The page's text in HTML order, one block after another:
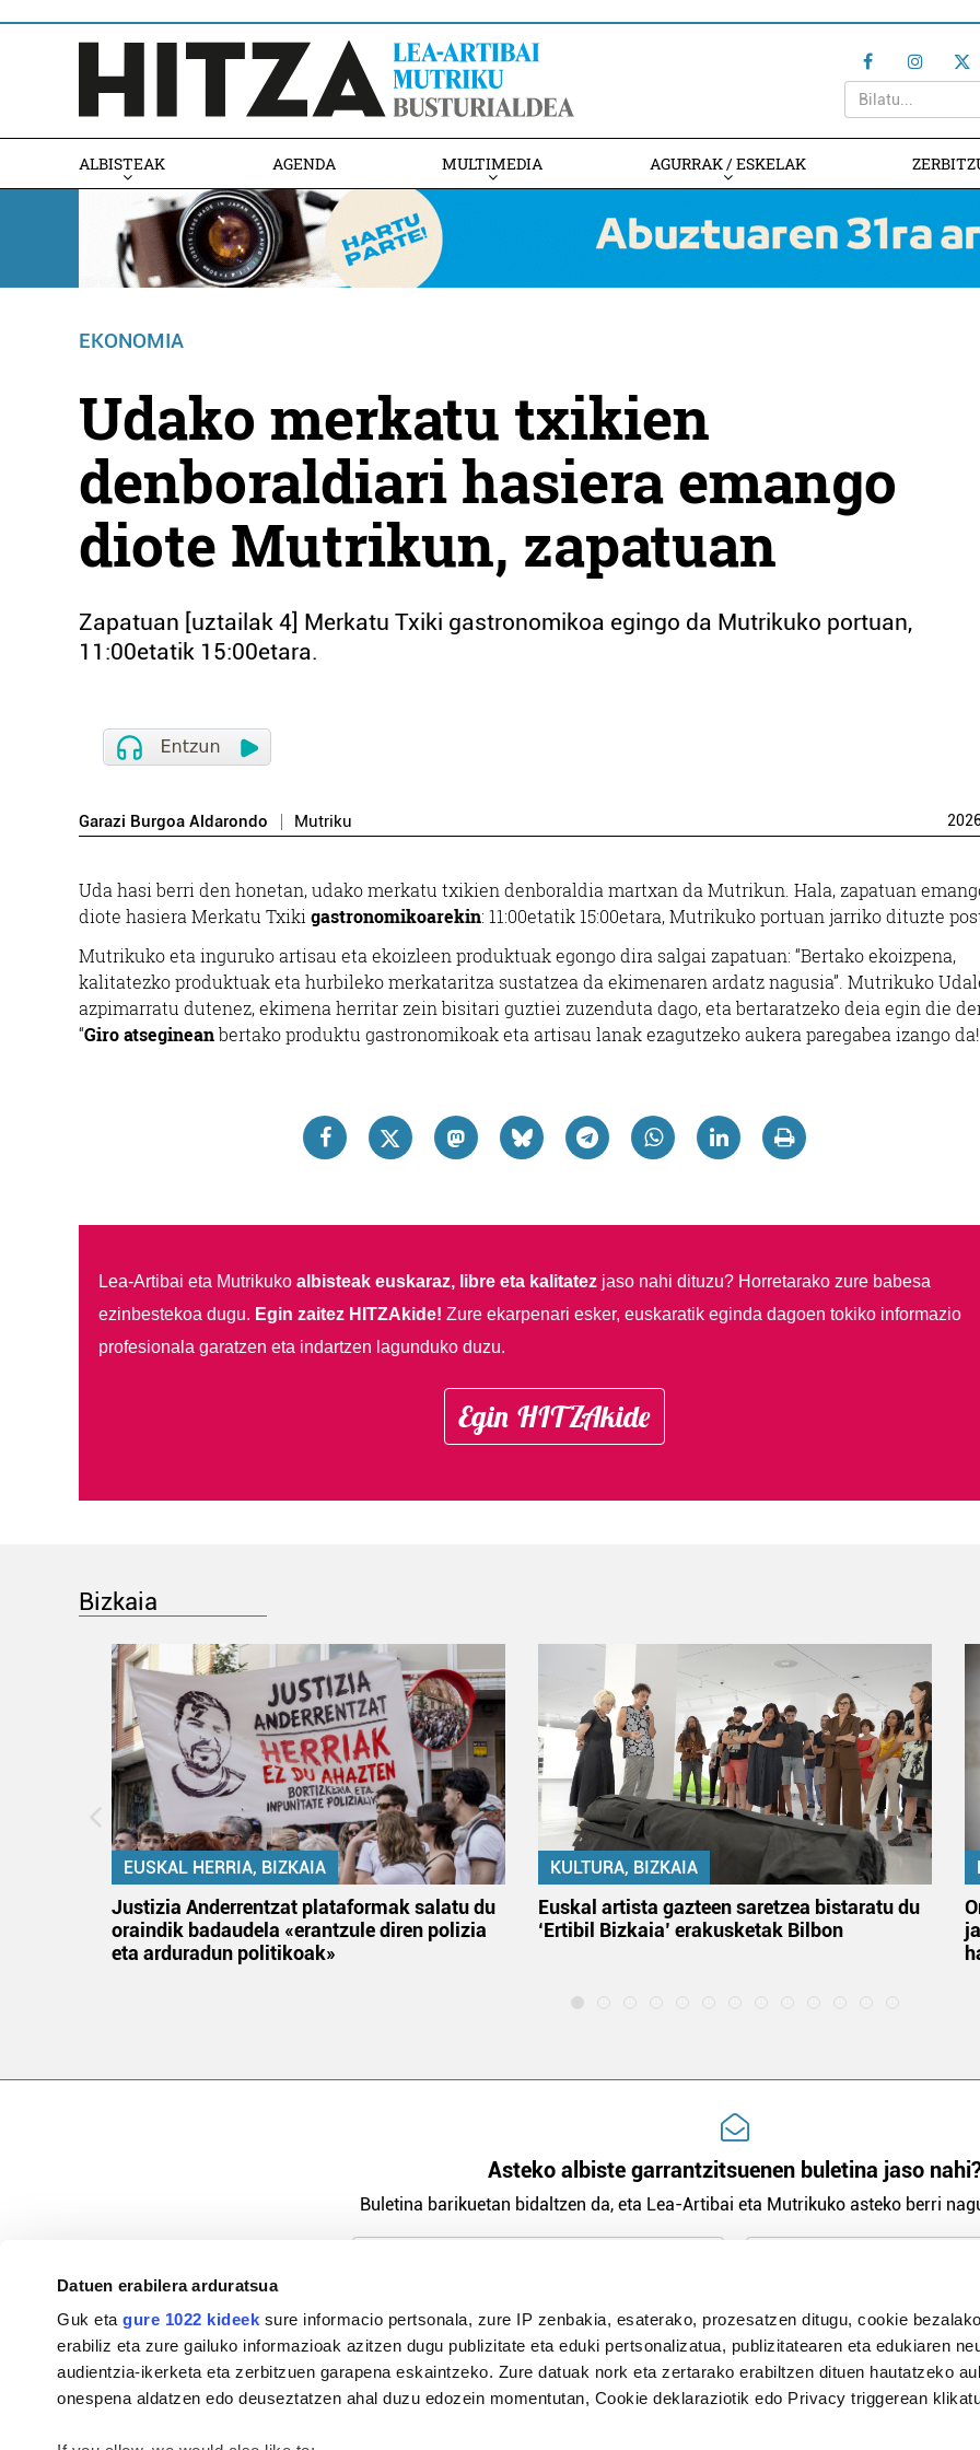
Datuen erabilera arduratsua
Guk etagure 1022 kideek sure informacio pertsonala, zure IP zenbakia, esaterako, prozesatzen ditugu, cookie
erabiliz eta zure gailuko informazioak azitzen dugu publizitate eta eduki pertsonalizatua, publizitatearen eta edukiaren
audientzia-ikerketa eta zerbitzuen garapena eskaintzeko. Zure datuak nork eta zertarako erabiltzen dituen hautatzeko
onespena aldatzen edo deuseztatzen ahal duzu edozein momentutan, Cookie deklaraziotik edo Privacy triggerean
ALBISTEAK AGENDA MULTIMEDIA AGURRAK / ESKELAK
EKONOMIA
Udako merkatu txikien
denboraldiari hasiera emango
diote Mutrikun, zapatuan
Zapatuan [uztailak 4] Merkatu Txiki gastronomikoa egingo da Mutrikuko portuan,
11:00etatik 15:00etara.
Garazi Burgoa Aldarondo Mutriku
Uda hasi berri den honetan, udako merkatu txikien denboraldia martxan da Mutrikun. Hala, zapatuan
diote hasiera Merkatu Txiki gastronomikoarekin: 11:00etatik 15:00etara, Mutrikuko portuan jarriko dituzte
Mutrikuko eta inguruko artisau eta ekoizleen produktuak egongo dira salgai zapatuan: “Bertako ekoizpena,
kalitatezko produktuak eta hurbileko merkataritza sustatzea da ekimenaren ardatz nagusia”. Mutrikuko
azpimarratu dutenez, ekimena herritar zein bisitari guztiei zuzenduta dago, eta bertaratzeko deia egin die
“Giro atsegineanbertako produktu gastronomikoak eta artisau lanak ezagutzeko aukera paregabea izango
Lea-Artibai eta Mutrikuko albisteak euskaraz, libre eta kalitatezjaso nahi dituzu? Horretarako zure babesa
ezinbestekoa dugu. Egin zaitez HITZAkide! Zure ekarpenari esker, euskaratik eginda dagoen tokiko informazio
profesionala garatzen eta indartzen lagunduko duzu.
Egin HITZAkide
Bizkaia
EUSKAL HERRIA, BIZKAIA
Justizia Anderrentzat plataformak salatu du
oraindik badaudela «erantzule diren polizia
eta arduradun politikoak»
KULTURA, BIZKAIA
Euskal artista gazteen saretzea bistaratu du
‘Ertibil Bizkaia’ erakusketak Bilbon
Asteko albiste garrantzitsuenen buletina jaso
Buletina barikuetan bidaltzen da, eta Lea-Artibai eta Mutrikuko asteko berri